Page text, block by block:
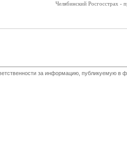
Челябинский
за информацию, публикуемую